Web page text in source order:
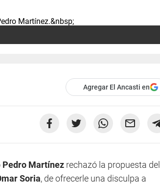
Agregar El Ancasti en
Pedro Martínez rechazó la propuesta del
Soria, de ofrecerle una disculpa a